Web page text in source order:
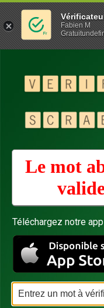
Le mot
Téléchargez notre
Fabien M